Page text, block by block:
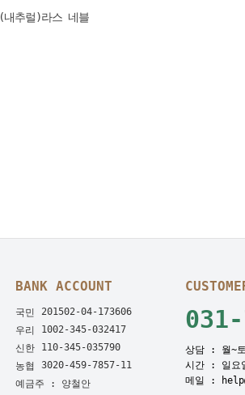
추럴)라스 네블
BANK ACCOUNT
국민
201502-04-173606
우리
1002-345-032417
신한
110-345-035790
농협
3020-459-7857-11
예금주 : 양철안
상담 : 월~
시간 : 일요
메일 :